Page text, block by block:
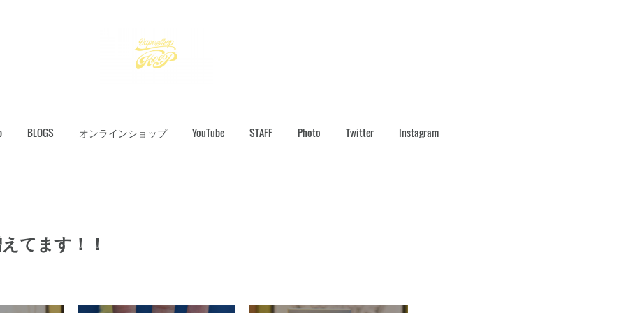
BLOGS オンラインショップ YouTube STAFF Photo Twitter Instagram
てます！！